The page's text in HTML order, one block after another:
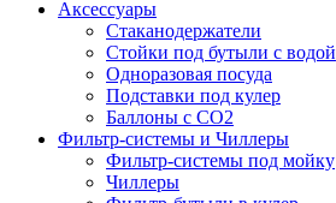
Аксессуары
Стаканодержатели
Стойки под бутыли с водой
Одноразовая посуда
Подставки под кулер
Баллоны с СО2
Фильтр-системы и Чиллеры
Фильтр-системы под мойку
Чиллеры